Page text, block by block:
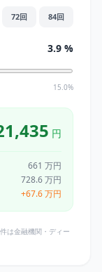
72回 84回
3.9 %
15.0%
円
661 万円
728.6万円
+67.6万円
は金融機関・ディー